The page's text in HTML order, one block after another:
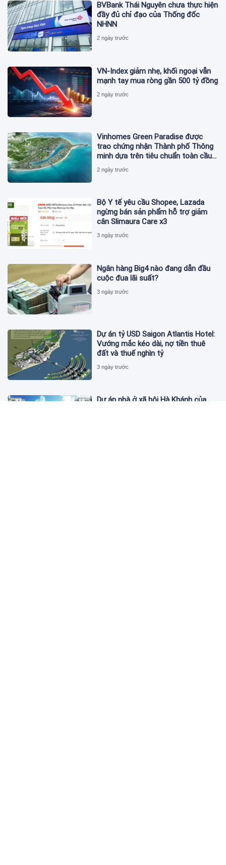
BVBank Thái Nguyên chưa thực hiện
đầy đủ chỉ đạo của Thống đốc
NHNN
2 ngày trước
VN-Index giảm nhẹ, khối ngoại vẫn
mạnh tay mua ròng gần 500 tỷ đồng
2 ngày trước
Vinhomes Green Paradise được
trao chứng nhận Thành phố Thông
minh dựa trên tiêu chuẩn toàn cầu
ISO 37122
2 ngày trước
Bộ Y tế yêu cầu Shopee, Lazada
ngừng bán sản phẩm hỗ trợ giảm
cân Slimaura Care x3
3 ngày trước
Ngân hàng Big4 nào đang dẫn đầu
cuộc đua lãi suất?
3 ngày trước
Dự án tỷ USD Saigon Atlantis Hotel:
Vướng mắc kéo dài, nợ tiền thuê
đất và thuế nghìn tỷ
3 ngày trước
Dự án nhà ở xã hội Hà Khánh của